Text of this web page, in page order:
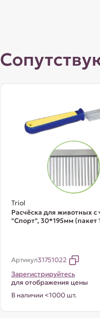
Triol
Расчёска для животных с
"Спорт", 30*195мм (пакет
Артикул31751022
Зарегистрируйтесь
для отображения цены
В наличии <1000 шт.